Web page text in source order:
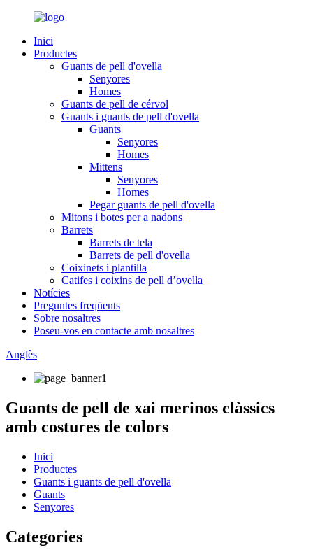
Inici
Productes
Guants de pell d'ovella
Senyores
Homes
Guants de pell de cérvol
Guants i guants de pell d'ovella
Guants
Senyores
Homes
Mittens
Senyores
Homes
Pegar guants de pell d'ovella
Mitons i botes per a nadons
Barrets
Barrets de tela
Barrets de pell d'ovella
Coixinets i plantilla
Catifes i coixins de pell d’ovella
Notícies
Preguntes freqüents
Sobre nosaltres
Poseu-vos en contacte amb nosaltres
Anglès
Guants de pell de xai merinos clàssics
amb costures de colors
Inici
Productes
Guants i guants de pell d'ovella
Guants
Senyores
Categories